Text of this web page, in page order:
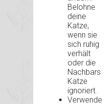
Belohne
deine
Katze,
wenn sie
sich ruhig
verhält
oder die
Nachbars
Katze
ignoriert.
Verwende